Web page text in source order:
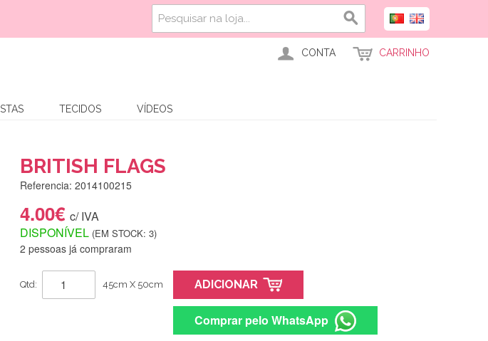
CONTA CARRINHO
TECIDOS VÍDEOS
BRITISH FLAGS
Referencia: 2014100215
4.00€ c/ IVA
DISPONÍVEL (EM STOCK: 3)
2 pessoas já compraram
Qtd: 45cm X 50cm ADICIONAR
Comprar pelo WhatsApp